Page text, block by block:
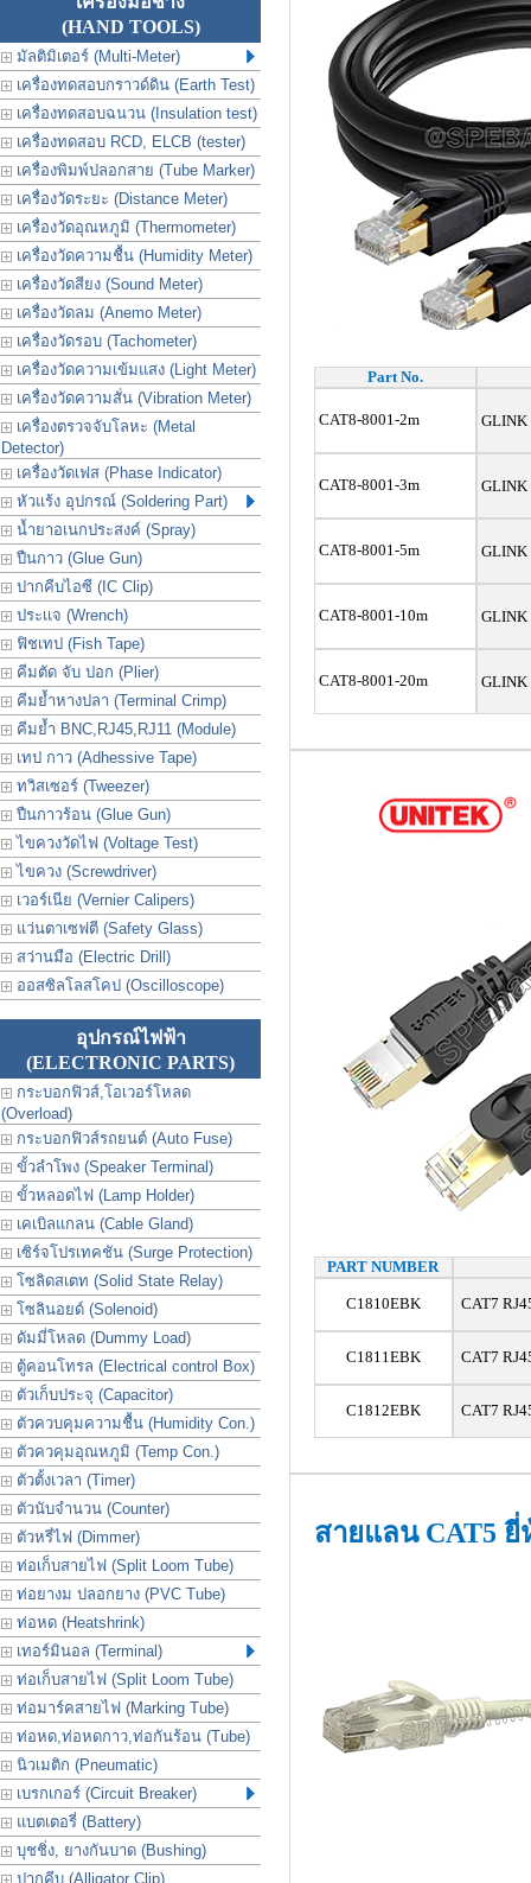
(HAND TOOLS)
มัลติมิเตอร์ (Multi-Meter)
เครื่องทดสอบกราวด์ดิน (Earth Test)
เครื่องทดสอบฉนวน (Insulation test)
เครื่องทดสอบ RCD, ELCB (tester)
เครื่องพิมพ์ปลอกสาย (Tube Marker)
เครื่องวัดระยะ (Distance Meter)
เครื่องวัดอุณหภูมิ (Thermometer)
เครื่องวัดความชื้น (Humidity Meter)
เครื่องวัดสียง (Sound Meter)
เครื่องวัดลม (Anemo Meter)
เครื่องวัดรอบ (Tachometer)
เครื่องวัดความเข้มแสง (Light Meter)
เครื่องวัดความสั่น (Vibration Meter)
เครื่องตรวจจับโลหะ (Metal
Detector)
เครื่องวัดเฟส (Phase Indicator)
หัวแร้ง อุปกรณ์ (Soldering Part)
น้ำยาอเนกประสงค์ (Spray)
ปืนกาว (Glue Gun)
ปากคีบไอซี (IC Clip)
ประเเจ (Wrench)
ฟิชเทป (Fish Tape)
คีมตัด จับ ปอก (Plier)
คีมย้ำหางปลา (Terminal Crimp)
คีมย้ำ BNC,RJ45,RJ11 (Module)
เทป กาว (Adhessive Tape)
ทวิสเซอร์ (Tweezer)
ปืนกาวร้อน (Glue Gun)
ไขควงวัดไฟ (Voltage Test)
ไขควง (Screwdriver)
เวอร์เนีย (Vernier Calipers)
แว่นตาเซฟตี (Safety Glass)
สว่านมือ (Electric Drill)
ออสซิลโลสโคป (Oscilloscope)
อุปกรณ์ไฟฟ้า
(ELECTRONIC PARTS)
กระบอกฟิวส์,โอเวอร์โหลด
(Overload)
กระบอกฟิวส์รถยนต์ (Auto Fuse)
ขั้วลำโพง (Speaker Terminal)
ขั้วหลอดไฟ (Lamp Holder)
เคเบิลแกลน (Cable Gland)
เซิร์จโปรเทคชัน (Surge Protection)
โซลิดสเตท (Solid State Relay)
โซลินอยด์ (Solenoid)
ดัมมี่โหลด (Dummy Load)
ตู้คอนโทรล (Electrical control Box)
ตัวเก็บประจุ (Capacitor)
ตัวควบคุมความชื้น (Humidity Con.)
ตัวควคุมอุณหภูมิ (Temp Con.)
ตัวตั้งเวลา (Timer)
ตัวนับจำนวน (Counter)
ตัวหรี่ไฟ (Dimmer)
ท่อเก็บสายไฟ (Split Loom Tube)
ท่อยางม ปลอกยาง (PVC Tube)
ท่อหด (Heatshrink)
เทอร์มินอล (Terminal)
ท่อเก็บสายไฟ (Split Loom Tube)
ท่อมาร์คสายไฟ (Marking Tube)
ท่อหด,ท่อหดกาว,ท่อกันร้อน (Tube)
นิวเมติก (Pneumatic)
เบรกเกอร์ (Circuit Breaker)
แบตเตอรี่ (Battery)
บุชชิ่ง, ยางกันบาด (Bushing)
ปากคีบ (Alligator Clip)
Part No.
CAT8-8001-2m GLINK
CAT8-8001-3m GLINK
CAT8-8001-5m GLINK
CAT8-8001-10m GLINK
CAT8-8001-20m GLINK
PART NUMBER
C1810EBK CAT7
C1811EBK CAT7
C1812EBK CAT7
สายแลน CAT5